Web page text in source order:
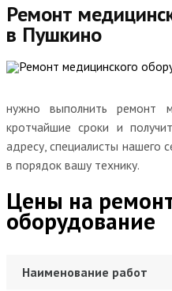
Ремонт
в Пушкино
нужно выполнить ремонт
кротчайшие сроки и
адресу, специалисты нашего
в порядок вашу технику.
Цены на
оборудование
Наименование работ